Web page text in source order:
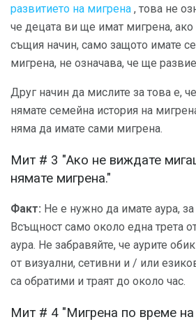
развитието на мигрена , това не
че децата ви ще имат мигрена, ако
същия начин, само защото имате
мигрена, не означава, че ще
Друг начин да мислите за това е,
нямате семейна история на
няма да имате сами мигрена.
Мит # 3 "Ако не виждате
нямате мигрена."
Факт: Не е нужно да имате аура,
Всъщност само около една трета
аура. Не забравяйте, че аурите
от визуални, сетивни и / или
са обратими и траят до около час.
Мит # 4 "Мигрена по време